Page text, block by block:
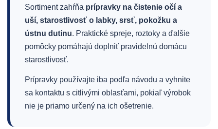
Sortiment zahŕňa prípravky na čistenie očí a
uší, starostlivosť o labky, srsť, pokožku a
ústnu dutinu. Praktické spreje, roztoky a ďalšie
pomôcky pomáhajú doplniť pravidelnú domácu
starostlivosť.
Prípravky používajte iba podľa návodu a vyhnite
sa kontaktu s citlivými oblasťami, pokiaľ výrobok
nie je priamo určený na ich ošetrenie.